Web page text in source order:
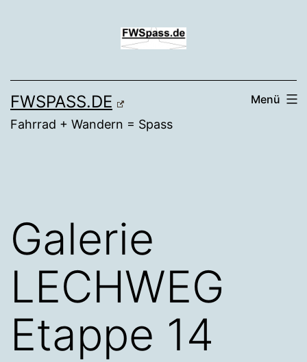
FWSPASS.DE
Fahrrad + Wandern = Spass
Menü
Galerie
LECHWEG
Etappe 14